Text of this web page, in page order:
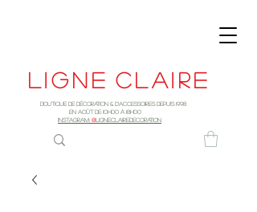
Ligne claire
Boutique de décoration & d'accessoires depuis 1998
EN AOûT DE 10h00 à 18H00
INSTAGRAM: @LIGNECLAIREDECORATION